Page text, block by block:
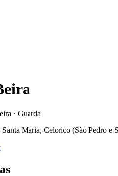
· Guarda
Santa Maria, Celorico (São Pedro